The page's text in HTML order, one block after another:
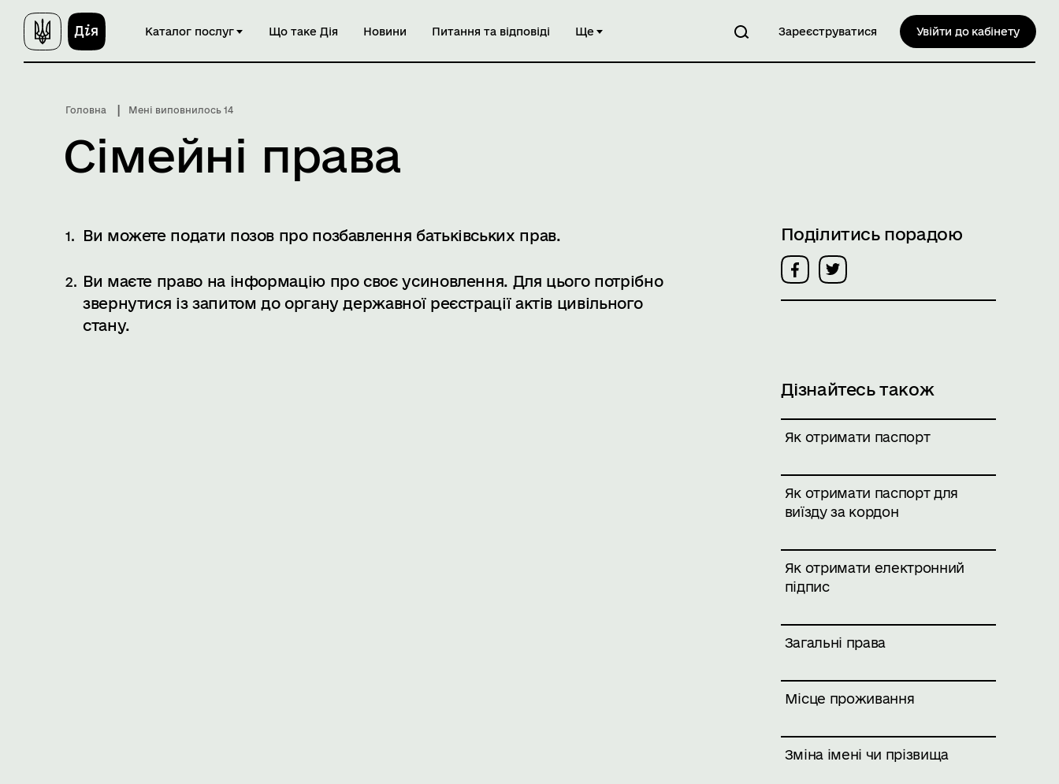
Каталог послуг Що таке Дія Новини Питання та відповіді Ще Зареєструватися Увійти до кабінету
Головна Мені виповнилось 14
Сімейні права
Ви можете подати позов про позбавлення батьківських прав.
Ви маєте право на інформацію про своє усиновлення. Для цього потрібно
звернутися із запитом до органу державної реєстрації актів цивільного
стану.
Поділитись порадою
Дізнайтесь також
Як отримати паспорт
Як отримати паспорт для
виїзду за кордон
Як отримати електронний
підпис
Загальні права
Місце проживання
Зміна імені чи прізвища